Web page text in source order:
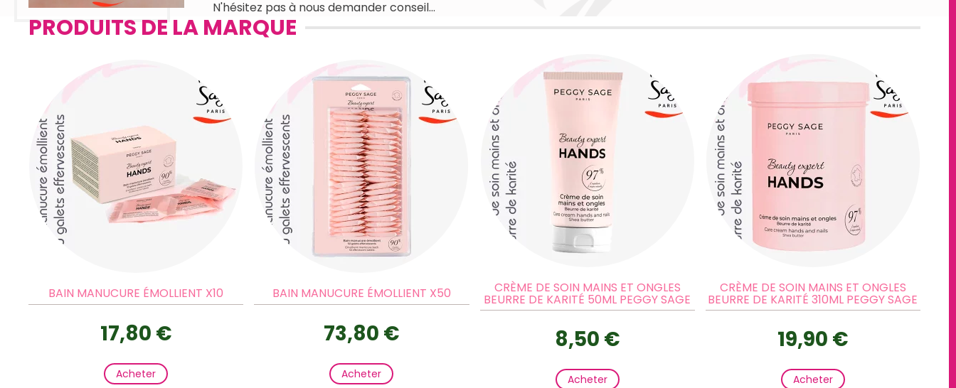
N'hésitez pas à nous demander conseil...
PRODUITS DE LA MARQUE
BAIN MANUCURE ÉMOLLIENT X10
17,80 €
Acheter
BAIN MANUCURE ÉMOLLIENT X50
73,80 €
Acheter
CRÈME DE SOIN MAINS ET ONGLES
BEURRE DE KARITÉ 50ML PEGGY SAGE
8,50 €
Acheter
CRÈME DE SOIN MAINS ET ONGLES
BEURRE DE KARITÉ 310ML PEGGY SAGE
19,90 €
Acheter